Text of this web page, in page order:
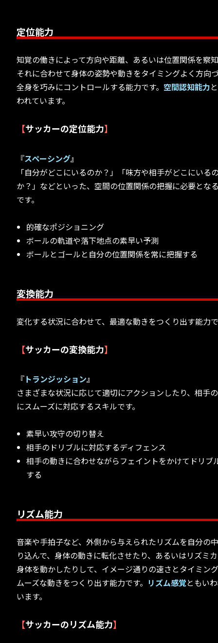
定位能力
知覚の働きによって方向や距離、あるいは位置関係を察
それに合わせて身体の姿勢や動きをタイミングよく方向
全身を巧みにコントロールする能力です。 空間認知能力
われています。
【サッカーの定位能力】
『スペーシング』
「自分がどこにいるのか？」「味方や相手がどこにいる
か？」などといった、空間の位置関係の把握に必要とな
です。
的確なポジショニング
ボールの軌道や落下地点の素早い予測
ボールとゴールと自分の位置関係を常に把握する
変換能力
変化する状況に合わせて、最適な動きをつくり出す能力
【サッカーの変換能力】
『トランジッション』
さまざまな状況に応じて適切にアクションしたり、相手
にスムーズに対応するスキルです。
素早い攻守の切り替え
相手のドリブルに対応するディフェンス
相手の動きに合わせながらフェイントをかけてドリブ
する
リズム能力
音楽や手拍子など、外側から与えられたリズムを自分の
り込んで、身体の動きに転化させたり、あるいはリズミ
身体を動かしたりして、イメージ通りの速さとタイミン
ムーズな動きをつくり出す能力です。 リズム感覚ともい
います。
【サッカーのリズム能力】